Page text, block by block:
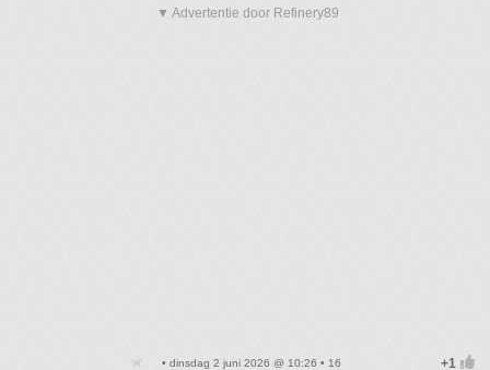
▼ Advertentie door Refinery89
• dinsdag 2 juni 2026 @ 10:26 • 16